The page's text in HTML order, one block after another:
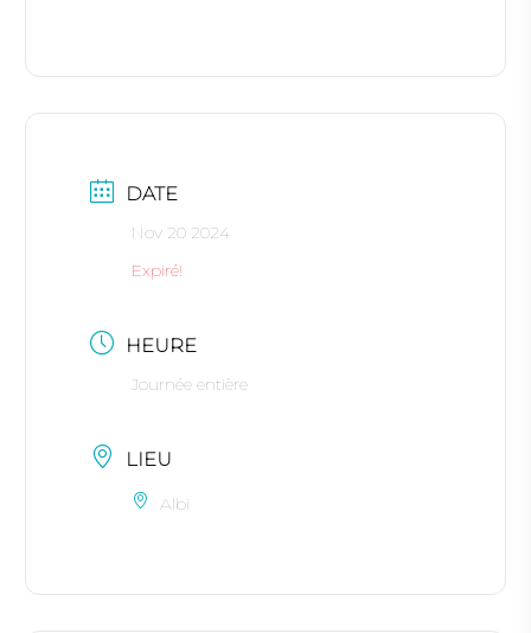
DATE
Nov 20 2024
Expiré!
HEURE
Journée entière
LIEU
Albi